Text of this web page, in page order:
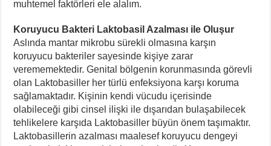
muhtemel faktörleri ele alalım.
Koruyucu Bakteri Laktobasil Azalması ile Oluşur
Aslında mantar mikrobu sürekli olmasına karşın
koruyucu bakteriler sayesinde kişiye zarar
verememektedir. Genital bölgenin korunmasında görevli
olan Laktobasiller her türlü enfeksiyona karşı koruma
sağlamaktadır. Kişinin kendi vücudu içerisinde
olabileceği gibi cinsel ilişki ile dışarıdan bulaşabilecek
tehlikelere karşıda Laktobasiller büyün önem taşımaktır.
Laktobasillerin azalması maalesef koruyucu dengeyi